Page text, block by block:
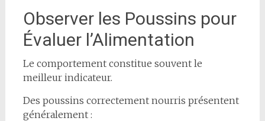
Observer les Poussins pour
Évaluer l’Alimentation
Le comportement constitue souvent le
meilleur indicateur.
Des poussins correctement nourris présentent
généralement :